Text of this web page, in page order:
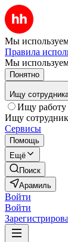
Мы используем
Правила
Мы
Понятно
Ищу
Ищу работу
Ищу
Сервисы
Помощь
Ещё
Поиск
Арамиль
Войти
Войти